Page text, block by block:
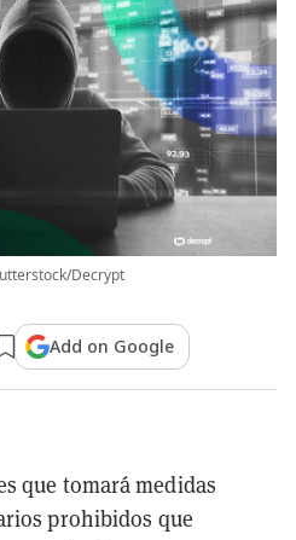
Decrypt
Add on Google
que tomará medidas
prohibidos que